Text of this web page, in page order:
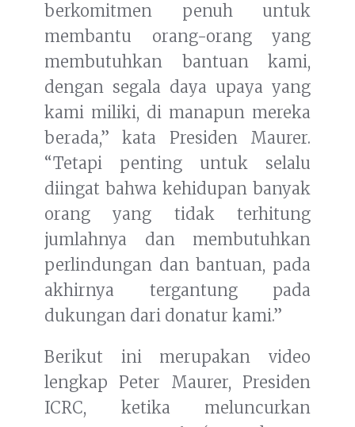
berkomitmen penuh untuk
membantu orang-orang yang
membutuhkan bantuan kami,
dengan segala daya upaya yang
kami miliki, di manapun mereka
berada,” kata Presiden Maurer.
“Tetapi penting untuk selalu
diingat bahwa kehidupan banyak
orang yang tidak terhitung
jumlahnya dan membutuhkan
perlindungan dan bantuan, pada
akhirnya tergantung pada
dukungan dari donatur kami.”
Berikut ini merupakan video
lengkap Peter Maurer, Presiden
ICRC, ketika meluncurkan